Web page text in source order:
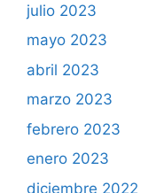
julio 2023
mayo 2023
abril 2023
marzo 2023
febrero 2023
enero 2023
diciembre 2022